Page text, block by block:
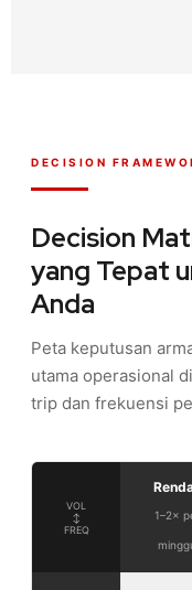
DECISION
Decision
yang Tepat
Anda
Peta keputusan
utama operasional
trip dan frekuensi
VOL
↕
FREQ
1–2×